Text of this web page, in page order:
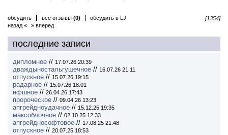
обсудить все отзывы (0) обсудить в LJ
[1354]
назад «
» вперед
последние записи
дипломное // 17.07.26 20:39
дваждыностальгушечное // 16.07.26 21:11
отпускное // 15.07.26 19:15
радарное // 15.07.26 18:01
нфшное // 26.04.26 17:43
пророческое // 09.04.26 13:23
апгрейдноудачное // 15.12.25 19:35
максоблочное // 02.10.25 12:33
апгрейднософтовое // 17.08.25 21:48
отпускное // 20.07.25 18:53